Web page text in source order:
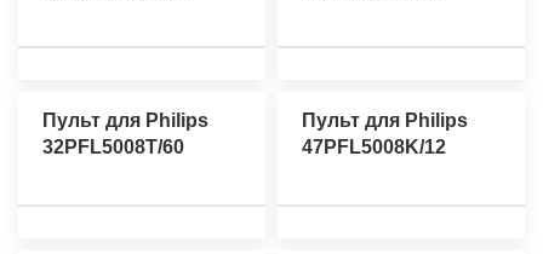
Пульт для Philips
32PFL5008T/60
Пульт для Philips
47PFL5008K/12